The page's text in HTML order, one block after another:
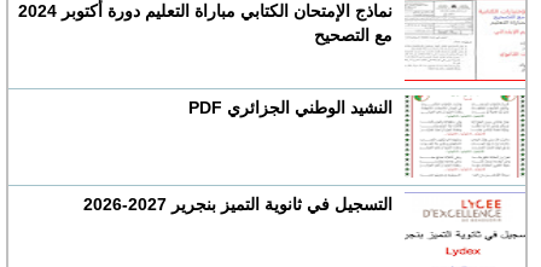
نماذج الإمتحان الكتابي مباراة التعليم دورة أكتوبر 2024
مع التصحيح
النشيد الوطني الجزائري PDF
التسجيل في ثانوية التميز بنجرير 2027-2026